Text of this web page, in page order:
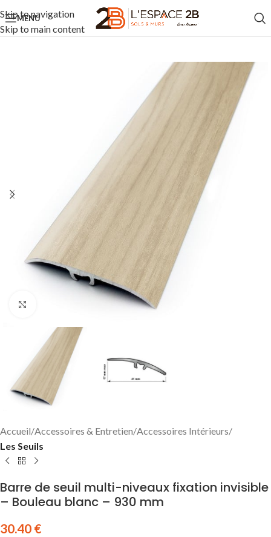
Skip to navigation
Skip to main content
MENU
Accueil Accessoires & Entretien Accessoires Intérieurs
Les Seuils
Barre de seuil multi-niveaux fixation invisible
– Bouleau blanc – 930 mm
30.40 €